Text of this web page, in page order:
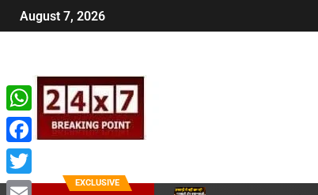
August 7, 2026
EXCLUSIVE
WhatsApp
Facebook
Twitter